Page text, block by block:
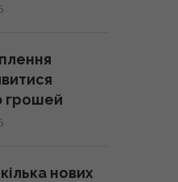
грошей
нових